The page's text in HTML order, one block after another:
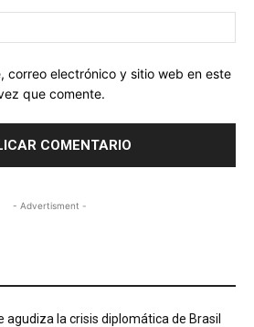
correo electrónico y sitio web en este
que comente.
- Advertisment -
agudiza la crisis diplomática de Brasil